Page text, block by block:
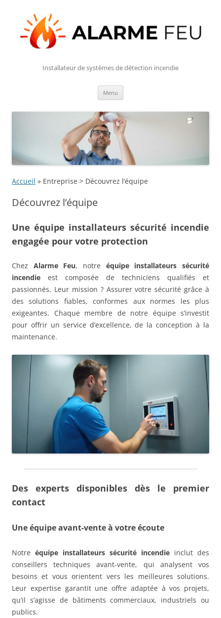
Installateur de systèmes de détection incendie
Menu
Accueil » Entreprise > Découvrez l’équipe
Découvrez l’équipe
Une équipe installateurs sécurité incendie
engagée pour votre protection
Chez Alarme Feu, notre équipe installateurs sécurité
incendie est composée de techniciens qualifiés et
passionnés. Leur mission ? Assurer votre sécurité grâce à
des solutions fiables, conformes aux normes les plus
exigeantes. Chaque membre de notre équipe s’investit
pour offrir un service d’excellence, de la conception à la
maintenance.
Des experts disponibles dès le premier
contact
Une équipe avant-vente à votre écoute
Notre équipe installateurs sécurité incendie inclut des
conseillers techniques avant-vente, qui analysent vos
besoins et vous orientent vers les meilleures solutions.
Leur expertise garantit une offre adaptée à vos projets,
qu’il s’agisse de bâtiments commerciaux, industriels ou
publics.